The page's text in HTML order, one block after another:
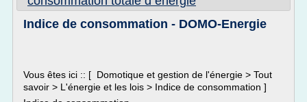
Indice de consommation - DOMO-Energie
Vous êtes ici :: [ Domotique et gestion de l'énergie > Tout
savoir > L'énergie et les lois > Indice de consommation ]